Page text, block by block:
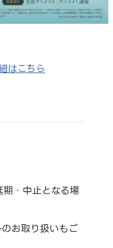
はこちら
・中止となる場
お取り扱いもご